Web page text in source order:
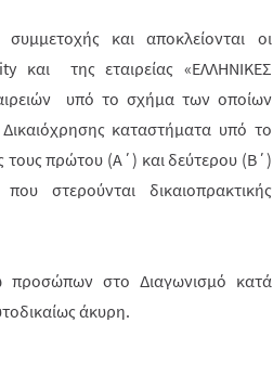
και αποκλείονται οι
και της εταιρείας «ΕΛΛΗΝΙΚΕΣ
υπό το σχήμα των οποίων
καταστήματα υπό το
τους πρώτου (Α΄) και δεύτερου (Β΄)
στερούνται δικαιοπρακτικής
προσώπων στο Διαγωνισμό κατά
άκυρη.